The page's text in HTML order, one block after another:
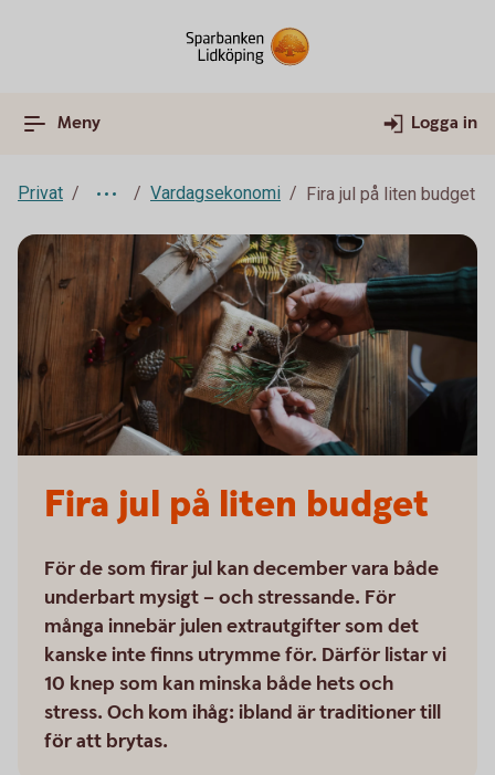
Meny Logga in
Privat Vardagsekonomi Fira jul på liten budget
Fira jul på liten budget
För de som firar jul kan december vara både
underbart mysigt – och stressande. För
många innebär julen extrautgifter som det
kanske inte finns utrymme för. Därför listar vi
10 knep som kan minska både hets och
stress. Och kom ihåg: ibland är traditioner till
för att brytas.